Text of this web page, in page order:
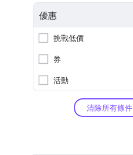
優惠
挑戰低價
券
活動
清除所有條件